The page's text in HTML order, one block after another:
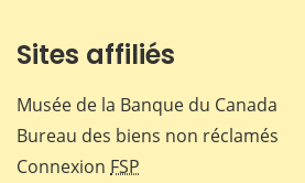
Sites affiliés
Musée de la Banque du Canada
Bureau des biens non réclamés
Connexion FSP